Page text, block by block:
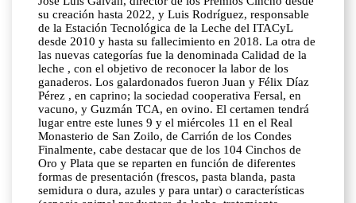
su creación hasta 2022, y Luis Rodríguez, responsable
de la Estación Tecnológica de la Leche del ITACyL
desde 2010 y hasta su fallecimiento en 2018. La otra de
las nuevas categorías fue la denominada Calidad de la
leche , con el objetivo de reconocer la labor de los
ganaderos. Los galardonados fueron Juan y Félix Díaz
Pérez , en caprino; la sociedad cooperativa Fersal, en
vacuno, y Guzmán TCA, en ovino. El certamen tendrá
lugar entre este lunes 9 y el miércoles 11 en el Real
Monasterio de San Zoilo, de Carrión de los Condes
Finalmente, cabe destacar que de los 104 Cinchos de
Oro y Plata que se reparten en función de diferentes
formas de presentación (frescos, pasta blanda, pasta
semidura o dura, azules y para untar) o características